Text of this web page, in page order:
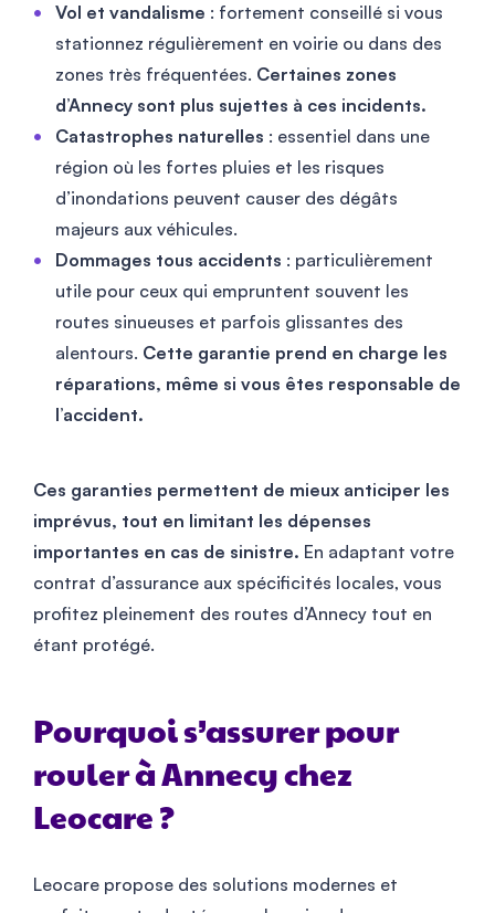
Vol et vandalisme : fortement conseillé si vous
stationnez régulièrement en voirie ou dans des
zones très fréquentées. Certaines zones
d’Annecy sont plus sujettes à ces incidents.
Catastrophes naturelles : essentiel dans une
région où les fortes pluies et les risques
d’inondations peuvent causer des dégâts
majeurs aux véhicules.
Dommages tous accidents : particulièrement
utile pour ceux qui empruntent souvent les
routes sinueuses et parfois glissantes des
alentours. Cette garantie prend en charge les
réparations, même si vous êtes responsable de
l’accident.
Ces garanties permettent de mieux anticiper les
imprévus, tout en limitant les dépenses
importantes en cas de sinistre. En adaptant votre
contrat d’assurance aux spécificités locales, vous
profitez pleinement des routes d’Annecy tout en
étant protégé.
Pourquoi s’assurer pour
rouler à Annecy chez
Leocare ?
Leocare propose des solutions modernes et